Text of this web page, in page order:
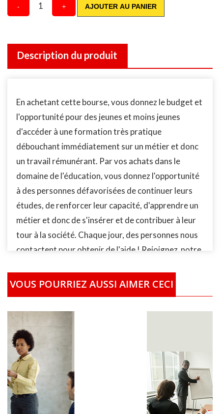
- 1 + AJOUTER AU PANIER
Description du produit
En achetant cette bourse, vous donnez le budget et
l'opportunité pour des jeunes et moins jeunes
d'accéder à une formation très pratique
débouchant immédiatement sur un métier et donc
un travail rémunérant. Par vos achats dans le
domaine de l'éducation, vous donnez l'opportunité
à des personnes défavorisées de continuer leurs
études, de renforcer leur capacité, d'apprendre un
métier et donc de s'insérer et de contribuer à leur
tour à la société. Chaque jour, des personnes nous
contactent pour obtenir de l'aide ! Rejoignez notre
notre Fondation la Fondation AMAN-International
(FAI) qui ont des difficultés à se former, recevrons
leur situation socio-économique, les bénéficiaires
recevront la prise en charge complète ou partielle
selon le cas de leurs études/formation. Vous
pouvez également acheter plusieurs Kits scolaires
afin de nous permettre de financer plusieurs
enfants. Ou achetez plusieurs bourses qui nous
VOUS POURRIEZ AUSSI AIMER CECI